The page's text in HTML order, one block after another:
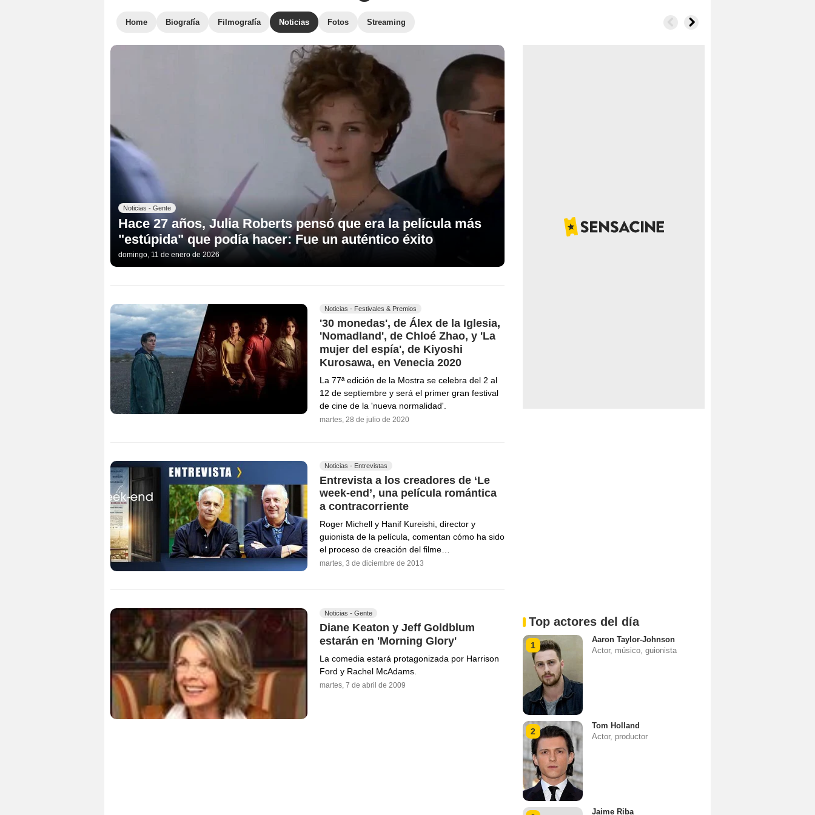
Home Biografía Filmografía Noticias Fotos Streaming
Noticias - Gente
Hace 27 años, Julia Roberts pensó que era la película más
"estúpida" que podía hacer: Fue un auténtico éxito
domingo, 11 de enero de 2026
Noticias - Festivales & Premios
'30 monedas', de Álex de la Iglesia,
'Nomadland', de Chloé Zhao, y 'La
mujer del espía', de Kiyoshi
Kurosawa, en Venecia 2020
La 77ª edición de la Mostra se celebra del 2 al
12 de septiembre y será el primer gran festival
de cine de la 'nueva normalidad'.
martes, 28 de julio de 2020
Noticias - Entrevistas
Entrevista a los creadores de ‘Le
week-end’, una película romántica
a contracorriente
Roger Michell y Hanif Kureishi, director y
guionista de la película, comentan cómo ha sido
el proceso de creación del filme…
martes, 3 de diciembre de 2013
Noticias - Gente
Diane Keaton y Jeff Goldblum
estarán en 'Morning Glory'
La comedia estará protagonizada por Harrison
Ford y Rachel McAdams.
martes, 7 de abril de 2009
Top actores del día
1
Aaron Taylor-Johnson
Actor, músico, guionista
2
Tom Holland
Actor, productor
Jaime Riba